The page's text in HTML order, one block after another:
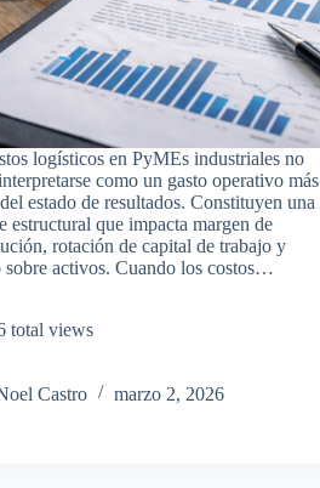
logísticos en PyMEs industriales no
como un gasto operativo más
estado de resultados. Constituyen una
estructural que impacta margen de
rotación de capital de trabajo y
sobre activos. Cuando los costos…
total views
Castro marzo 2, 2026